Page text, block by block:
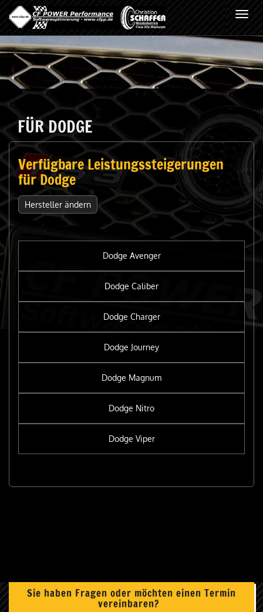
FÜR DODGE
Verfügbare Leistungssteigerungen
für Dodge
Hersteller ändern
Dodge Avenger
Dodge Caliber
Dodge Charger
Dodge Journey
Dodge Magnum
Dodge Nitro
Dodge Viper
Sie haben Fragen oder möchten einen Termin
vereinbaren?